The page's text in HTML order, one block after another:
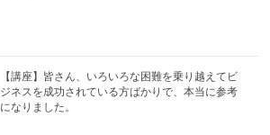
【講座】皆さん、いろいろな困難を乗り越えてビ
ジネスを成功されている方ばかりで、本当に参考
になりました。